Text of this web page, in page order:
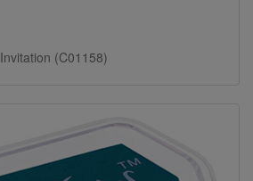
Invitation (C01158)